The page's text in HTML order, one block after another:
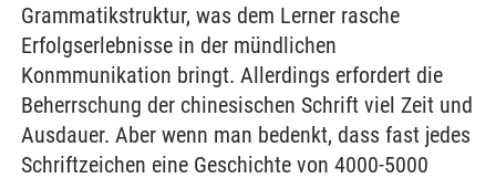
Grammatikstruktur, was dem Lerner rasche
Erfolgserlebnisse in der mündlichen
Konmmunikation bringt. Allerdings erfordert die
Beherrschung der chinesischen Schrift viel Zeit und
Ausdauer. Aber wenn man bedenkt, dass fast jedes
Schriftzeichen eine Geschichte von 4000-5000